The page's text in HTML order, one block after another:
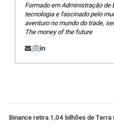
Formado em Administração
tecnologia e fascinado pelo
aventuro no mundo do trade,
The money of the future
Binance retira 1,04 bilhões de